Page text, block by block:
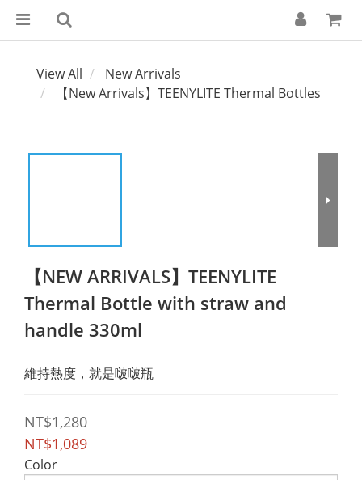
View All
New Arrivals
【New Arrivals】TEENYLITE Thermal Bottles
【NEW ARRIVALS】TEENYLITE
Thermal Bottle with straw and
handle 330ml
維持熱度，就是啵啵瓶
NT$1,280
NT$1,089
Color